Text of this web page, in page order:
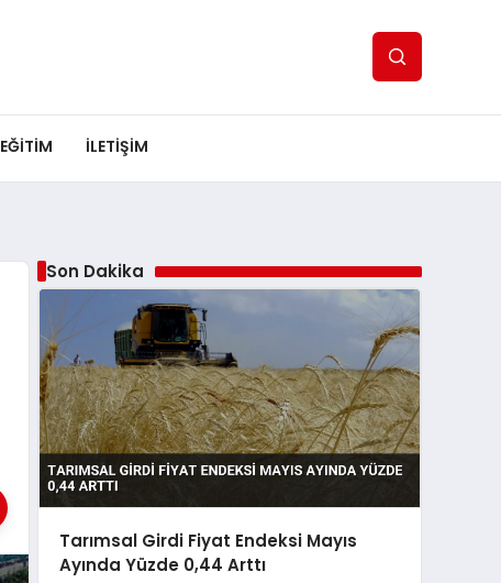
EĞITIM İLETIŞIM
Son Dakika
Tarımsal Girdi Fiyat Endeksi Mayıs
Ayında Yüzde 0,44 Arttı